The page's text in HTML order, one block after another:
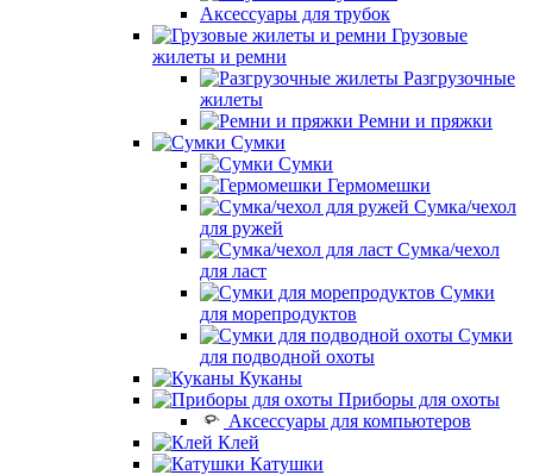
Аксессуары для трубок
Грузовые
жилеты и ремни
Разгрузочные
жилеты
Ремни и пряжки
Сумки
Сумки
Гермомешки
Сумка/чехол
для ружей
Сумка/чехол
для ласт
Сумки
для морепродуктов
Сумки
для подводной охоты
Куканы
Приборы для охоты
Аксессуары для компьютеров
Клей
Катушки